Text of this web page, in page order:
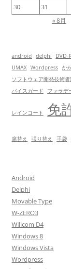
30
31
« 8月
android delphi DVD-
UMAX Wordpress か
ソフトウェア開発技術
パイスガード
ファラデ
レインコート 免
席替え 張り替え 手袋
Android
Delphi
Movable Type
W-ZERO3
Willcom D4
Windows 8
Windows Vista
Wordpress